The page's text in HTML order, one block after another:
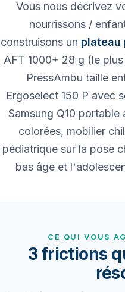
Vous nous décrivez
nourrissons /
construisons un plateau
AFT 1000+ 28 g (le
PressAmbu taille
Ergoselect 150 P avec
Samsung Q10
colorées, mobilier
pédiatrique sur la pose
bas âge et
CE QUI VOUS
3 frictions